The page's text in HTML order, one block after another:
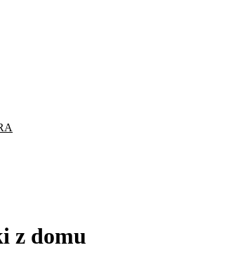
z domu